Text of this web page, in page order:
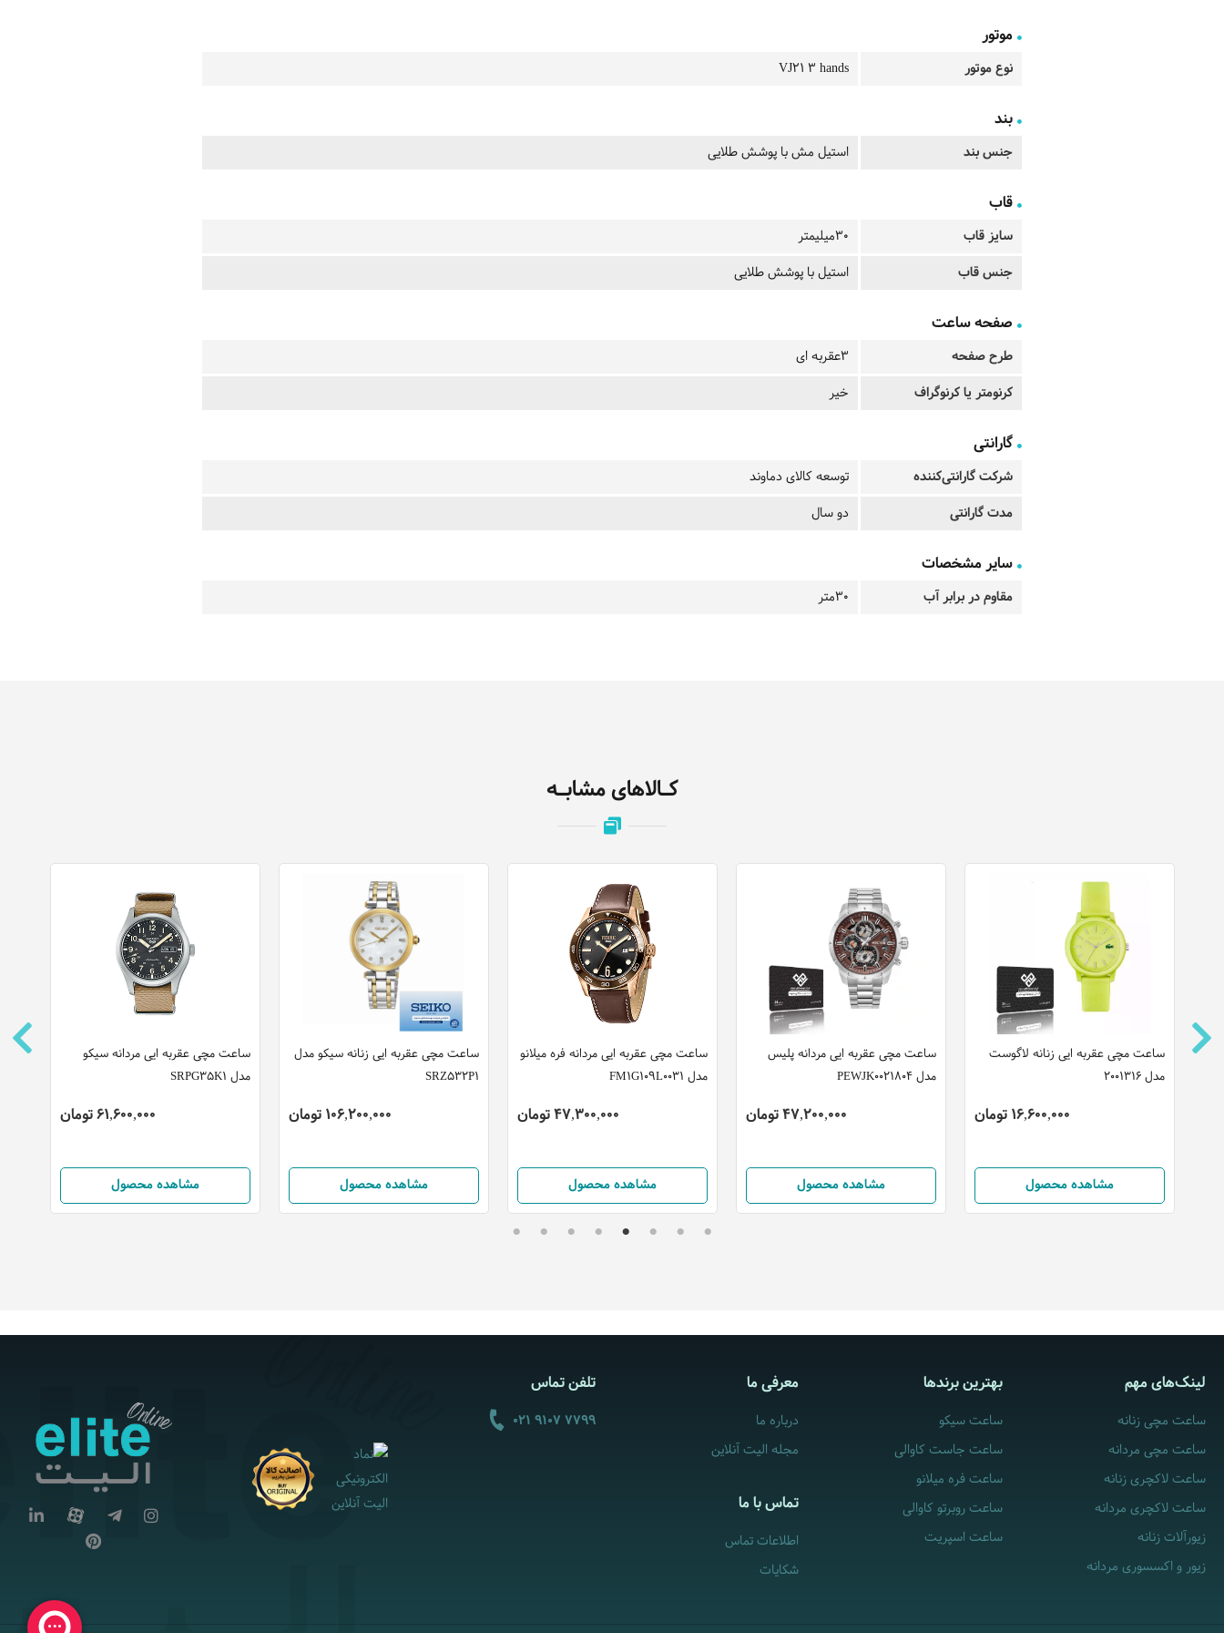
موتور
نوع موتور VJ21 3 hands
بند
جنس بند استیل مش با پوشش طلایی
قاب
سایز قاب
30میلیمتر
جنس قاب
استیل با پوشش طلایی
صفحه ساعت
طرح صفحه
3عقربه ای
کرنومتر یا کرنوگراف
خیر
گارانتی
شرکت گارانتی‌کننده
توسعه کالای دماوند
مدت گارانتی
دو سال
سایر مشخصات
مقاوم در برابر آب 30متر
کـالاهای مشابـه
ساعت مچی عقربه ایی مردانه سیکو
مدل SRPG35K1
61,600,000 تومان
مشاهده محصول
ساعت مچی عقربه ایی زنانه سیکو مدل
SRZ532P1
106,200,000 تومان
مشاهده محصول
ساعت مچی عقربه ایی مردانه فره میلانو
مدل FM1G109L0031
47,300,000 تومان
مشاهده محصول
ساعت مچی عقربه ایی مردانه پلیس
مدل PEWJK0021804
47,200,000 تومان
مشاهده محصول
ساعت مچی عقربه ایی زنانه لاگوست
مدل 2001316
16,600,000 تومان
مشاهده محصول
لینک‌های مهم
ساعت مچی زنانه
ساعت مچی مردانه
ساعت لاکچری زنانه
ساعت لاکچری مردانه
زیورآلات زنانه
زیور و اکسسوری مردانه
بهترین برندها
ساعت سیکو
ساعت جاست کاوالی
ساعت فره میلانو
ساعت روبرتو کاوالی
ساعت اسپریت
معرفی ما
درباره ما
مجله الیت آنلاین
تماس با ما
اطلاعات تماس
شکایات
تلفن تماس
021 9107 7799